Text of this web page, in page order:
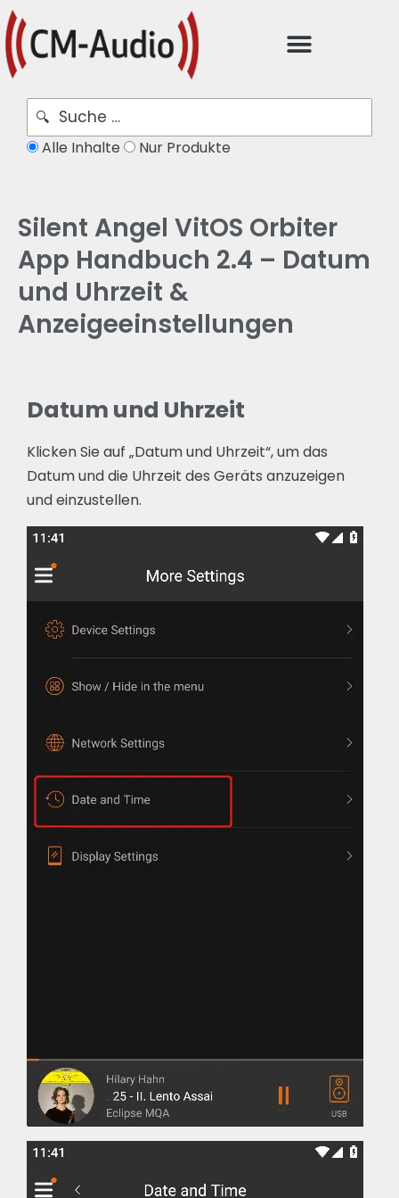
Alle Inhalte Nur Produkte
Silent Angel VitOS Orbiter
App Handbuch 2.4 – Datum
und Uhrzeit &
Anzeigeeinstellungen
Datum und Uhrzeit
Klicken Sie auf „Datum und Uhrzeit“, um das
Datum und die Uhrzeit des Geräts anzuzeigen
und einzustellen.